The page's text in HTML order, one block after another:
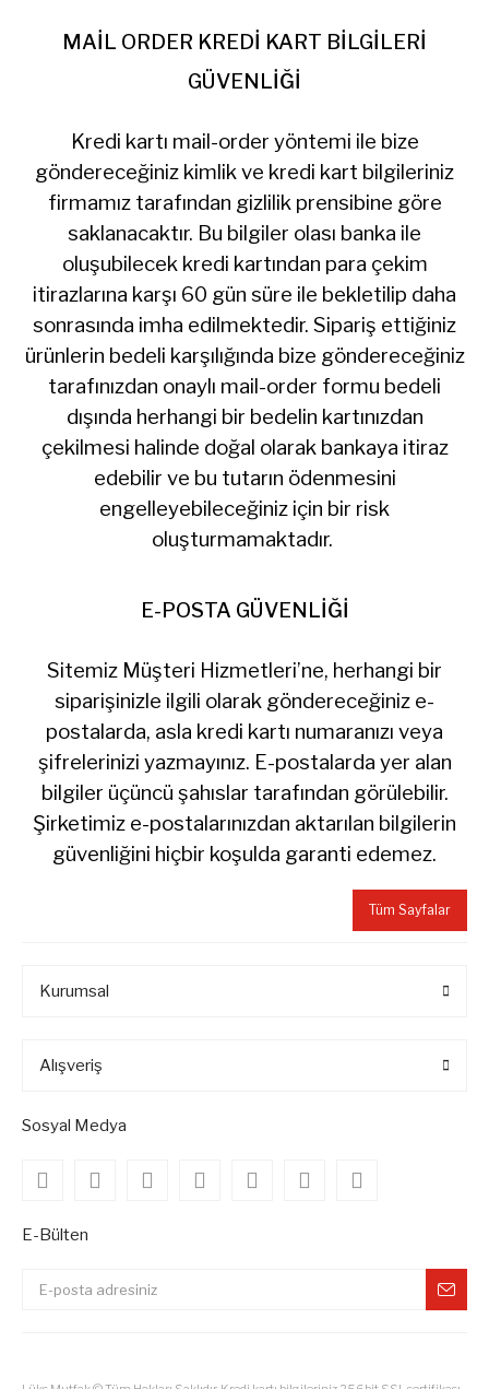
MAİL ORDER KREDİ KART BİLGİLERİ
GÜVENLİĞİ
Kredi kartı mail-order yöntemi ile bize
göndereceğiniz kimlik ve kredi kart bilgileriniz
firmamız tarafından gizlilik prensibine göre
saklanacaktır. Bu bilgiler olası banka ile
oluşubilecek kredi kartından para çekim
itirazlarına karşı 60 gün süre ile bekletilip daha
sonrasında imha edilmektedir. Sipariş ettiğiniz
ürünlerin bedeli karşılığında bize göndereceğiniz
tarafınızdan onaylı mail-order formu bedeli
dışında herhangi bir bedelin kartınızdan
çekilmesi halinde doğal olarak bankaya itiraz
edebilir ve bu tutarın ödenmesini
engelleyebileceğiniz için bir risk
oluşturmamaktadır.
E-POSTA GÜVENLİĞİ
Sitemiz Müşteri Hizmetleri’ne, herhangi bir
siparişinizle ilgili olarak göndereceğiniz e-
postalarda, asla kredi kartı numaranızı veya
şifrelerinizi yazmayınız. E-postalarda yer alan
bilgiler üçüncü şahıslar tarafından görülebilir.
Şirketimiz e-postalarınızdan aktarılan bilgilerin
güvenliğini hiçbir koşulda garanti edemez.
Tüm Sayfalar
Kurumsal
Alışveriş
Sosyal Medya
E-Bülten